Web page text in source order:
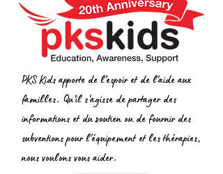
PKS Kids apporte de l'espoir et de l'aide aux
familles. Qu'il s'agisse de partager des
informations et du soutien ou de fournir des
subventions pour l'équipement et les thérapies,
nous voulons vous aider.